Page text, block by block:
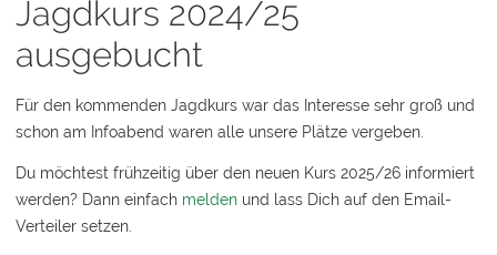
Jagdkurs 2024/25
ausgebucht
Für den kommenden Jagdkurs war das Interesse sehr groß und
schon am Infoabend waren alle unsere Plätze vergeben.
Du möchtest frühzeitig über den neuen Kurs 2025/26 informiert
werden? Dann einfach meldenund lass Dich auf den Email-
Verteiler setzen.